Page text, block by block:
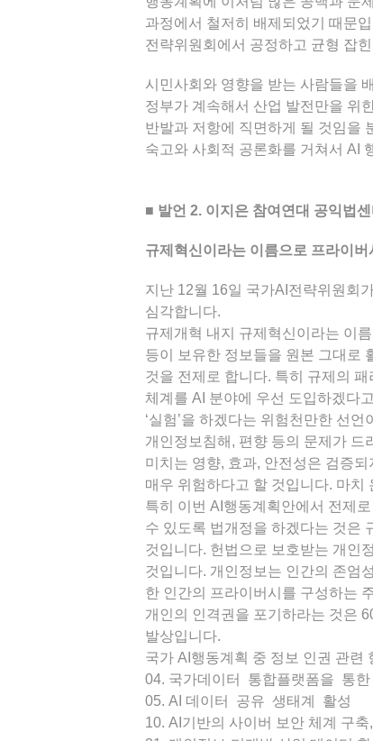
과정에서 철저히 배제되었기 때문
전략위원회에서 공정하고 균형 잡
시민사회와 영향을 받는 사람들을
정부가 계속해서 산업 발전만을 위
반발과 저항에 직면하게 될 것임을
숙고와 사회적 공론화를 거쳐서 AI
■ 발언 2. 이지은 참여연대 공익법
규제혁신이라는 이름으로 프라이
지난 12월 16일 국가AI전략위원회
심각합니다.
규제개혁 내지 규제혁신이라는 이
등이 보유한 정보들을 원본 그대로
것을 전제로 합니다. 특히 규제의
체계를 AI 분야에 우선 도입하겠다
‘실험’을 하겠다는 위험천만한 선
개인정보침해, 편향 등의 문제가 드
미치는 영향, 효과, 안전성은 검증
매우 위험하다고 할 것입니다. 마치
특히 이번 AI행동계획안에서 전제
수 있도록 법개정을 하겠다는 것은
것입니다. 헌법으로 보호받는 개인
것입니다. 개인정보는 인간의 존엄
한 인간의 프라이버시를 구성하는
개인의 인격권을 포기하라는 것은
발상입니다.
국가 AI행동계획 중 정보 인권 관련
04. 국가데이터 통합플랫폼을 통
05. AI 데이터 공유 생태계 활성
10. AI기반의 사이버 보안 체계 구